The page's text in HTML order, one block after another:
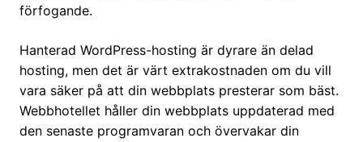
förfogande.
Hanterad WordPress-hosting är dyrare än delad
hosting, men det är värt extrakostnaden om du vill
vara säker på att din webbplats presterar som bäst.
Webbhotellet håller din webbplats uppdaterad med
den senaste programvaran och övervakar din